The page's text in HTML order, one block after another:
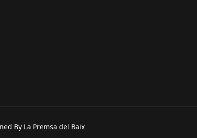
By La Premsa del Baix